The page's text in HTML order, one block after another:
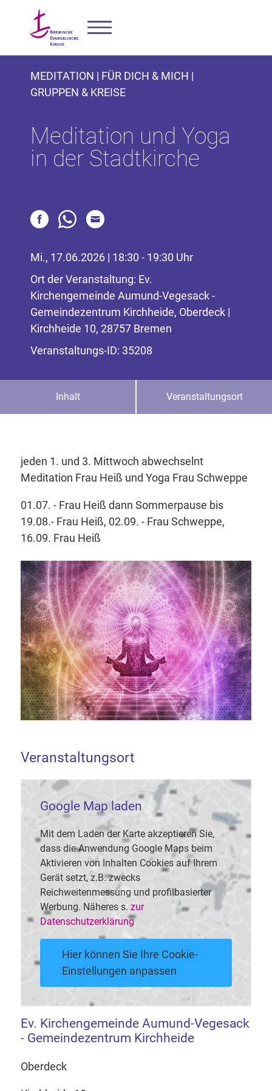
MEDITATION | FÜR DICH & MICH |
GRUPPEN & KREISE
Meditation und Yoga
in der Stadtkirche
Mi., 17.06.2026 | 18:30 - 19:30 Uhr
Ort der Veranstaltung: Ev.
Kirchengemeinde Aumund-Vegesack -
Gemeindezentrum Kirchheide, Oberdeck |
Kirchheide 10, 28757 Bremen
Veranstaltungs-ID: 35208
Inhalt Veranstaltungsort
jeden 1. und 3. Mittwoch abwechselnt
Meditation Frau Heiß und Yoga Frau Schweppe
01.07. - Frau Heiß dann Sommerpause bis
19.08.- Frau Heiß, 02.09. - Frau Schweppe,
16.09. Frau Heiß
Veranstaltungsort
Google Map laden
Mit dem Laden der Karte akzeptieren Sie,
dass die Anwendung Google Maps beim
Aktivieren von Inhalten Cookies auf Ihrem
Gerät setzt, z.B. zwecks
Reichweitenmessung und profilbasierter
Werbung. Näheres s. zur
Datenschutzerklärung
Hier können Sie Ihre Cookie-
Einstellungen anpassen
Ev. Kirchengemeinde Aumund-Vegesack
- Gemeindezentrum Kirchheide
Oberdeck